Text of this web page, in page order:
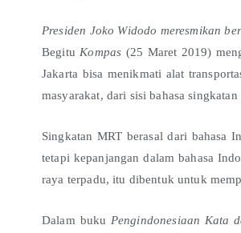
Presiden Joko Widodo meresmikan
BegituKompas (25 Maret 2019)
Jakarta bisa menikmati alat
masyarakat, dari sisi bahasa
Singkatan MRT berasal dari bahasa
tetapi kepanjangan dalam bahasa
raya terpadu, itu dibentuk untuk
Dalam buku Pengindonesiaan Kata